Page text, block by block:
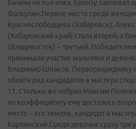
Бачина на пол-очка. Бронзу завоевал
Фаткулин.Первое место среди
Краснослободцева (Хабаровск),
(Хабаровский край) стала второй, а
(Владивосток) – третьей.
принимали участие мальчики и
Владимир Шпаков. Перворазряднику
обойти ряд кандидатов в мастера
11. Столько же набрал Максим
по коэффициенту ему досталось
месте – его земляк, кандидат в
Карпинский.Среди девочек сразу три